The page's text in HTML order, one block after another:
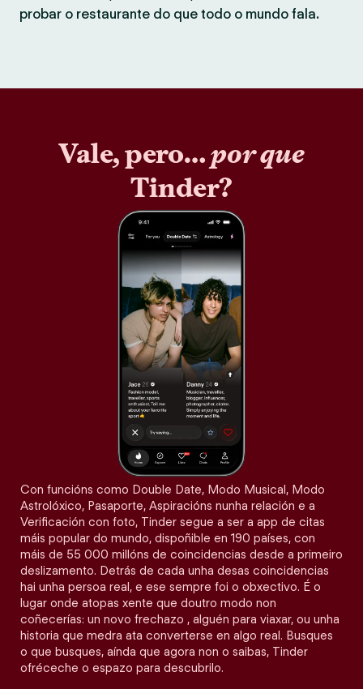
probar o restaurante do que todo o mundo fala.
Vale, pero…por que
Tinder?
Con funcións como Double Date, Modo Musical, Modo
Astrolóxico, Pasaporte, Aspiracións nunha relación e a
Verificación con foto, Tinder segue a ser a app de citas
máis popular do mundo, dispoñible en 190 países, con
máis de 55 000 millóns de coincidencias desde a primeiro
deslizamento. Detrás de cada unha desas coincidencias
hai unha persoa real, e ese sempre foi o obxectivo. É o
lugar onde atopas xente que doutro modo non
coñecerías: un novo frechazo , alguén para viaxar, ou unha
historia que medra ata converterse en algo real. Busques
o que busques, aínda que agora non o saibas, Tinder
ofréceche o espazo para descubrilo.